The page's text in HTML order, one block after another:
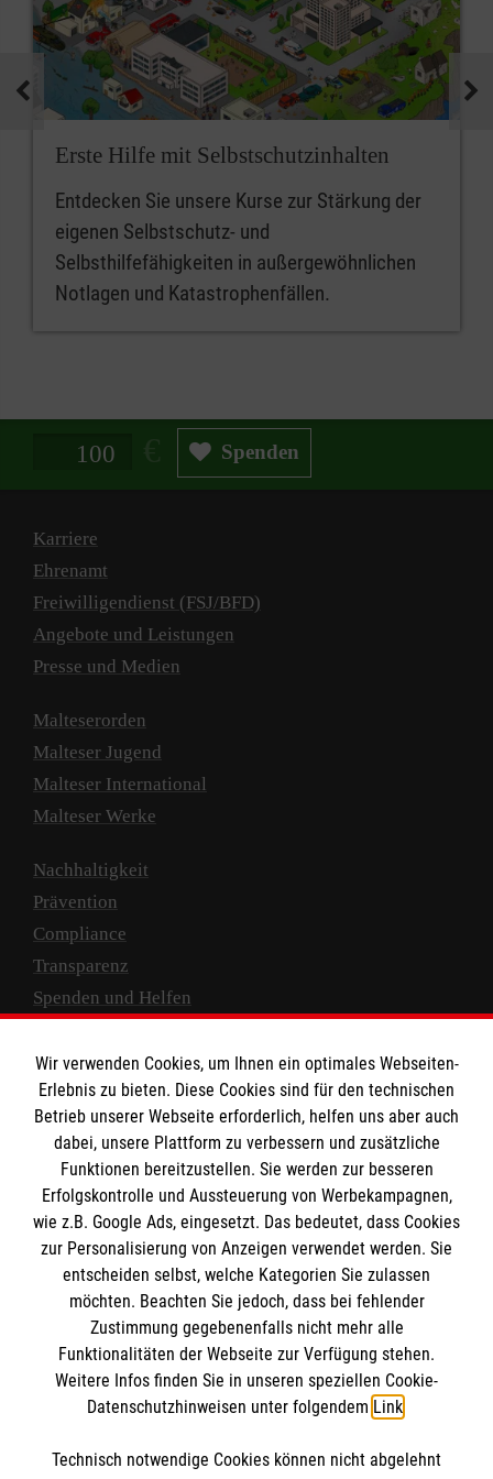
Erste Hilfe mit Selbstschutzinhalten
Entdecken Sie unsere Kurse zur Stärkung der
eigenen Selbstschutz- und
Selbsthilfefähigkeiten in außergewöhnlichen
Notlagen und Katastrophenfällen.
Spendenbetrag in Euro Spenden
Karriere
Ehrenamt
Freiwilligendienst (FSJ/BFD)
Angebote und Leistungen
Presse und Medien
Malteserorden
Malteser Jugend
Malteser International
Malteser Werke
Nachhaltigkeit
Prävention
Compliance
Transparenz
Spenden und Helfen
Empfänger: Malteser Hilfsdienst e.V.
IBAN: DE10 3706 0120 1201 2000 12
BIC: GENODED 1PA7
Newsletter abonnieren
Cookies verwalten|AGB|Impressum|Datenschutz
Wir verwenden Cookies, um Ihnen ein optimales Webseiten-
Erlebnis zu bieten. Diese Cookies sind für den technischen
Betrieb unserer Webseite erforderlich, helfen uns aber auch
dabei, unsere Plattform zu verbessern und zusätzliche
Funktionen bereitzustellen. Sie werden zur besseren
Erfolgskontrolle und Aussteuerung von Werbekampagnen,
wie z.B. Google Ads, eingesetzt. Das bedeutet, dass Cookies
zur Personalisierung von Anzeigen verwendet werden. Sie
entscheiden selbst, welche Kategorien Sie zulassen
möchten. Beachten Sie jedoch, dass bei fehlender
Zustimmung gegebenenfalls nicht mehr alle
Funktionalitäten der Webseite zur Verfügung stehen.
Weitere Infos finden Sie in unseren speziellen Cookie-
Datenschutzhinweisen unter folgendem Link.
Technisch notwendige Cookies können nicht abgelehnt